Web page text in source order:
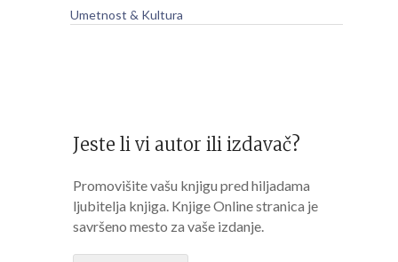
Umetnost & Kultura
Jeste li vi autor ili izdavač?
Promovišite vašu knjigu pred hiljadama
ljubitelja knjiga. Knjige Online stranica je
savršeno mesto za vaše izdanje.